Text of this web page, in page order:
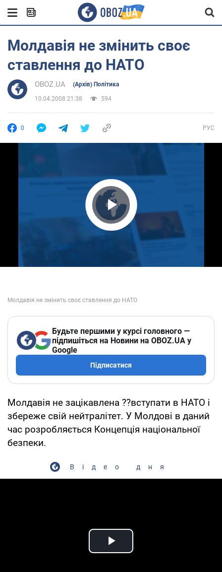
Молдавія не змінить своє
ставлення до НАТО
OBOZ.UA (Архів) Політика
10.04.2008 21:38 594
0 РУС
Play Video
Будьте першими у курсі головного —
підпишіться на Новини на OBOZ.UA у
Google
Підписатися
Молдавія не зацікавлена ??вступати в НАТО і
збереже свій нейтралітет. У Молдові в даний
час розробляється Концепція національної
безпеки.
Відео дня
Play Video